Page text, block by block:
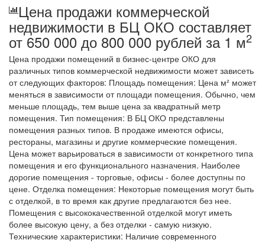
Цена продажи коммерческой
недвижимости в БЦ ОКО составляет
от 650 000 до 800 000 рублей за 1 м2
Цена продажи помещений в бизнес-центре ОКО для
различных типов коммерческой недвижимости может зависеть
от следующих факторов: Площадь помещения: Цена м² может
меняться в зависимости от площади помещения. Обычно, чем
меньше площадь, тем выше цена за квадратный метр
помещения. Тип помещения: В БЦ ОКО представлены
помещения разных типов. В продаже имеются офисы,
рестораны, магазины и другие коммерческие помещения.
Цена может варьироваться в зависимости от конкретного типа
помещения и его функционального назначения. Наиболее
дорогие помещения - торговые, офисы - более доступны по
цене. Отделка помещения: Некоторые помещения могут быть
с отделкой, в то время как другие предлагаются без нее.
Помещения с высококачественной отделкой могут иметь
более высокую цену, а без отделки - самую низкую.
Технические характеристики: Наличие современного